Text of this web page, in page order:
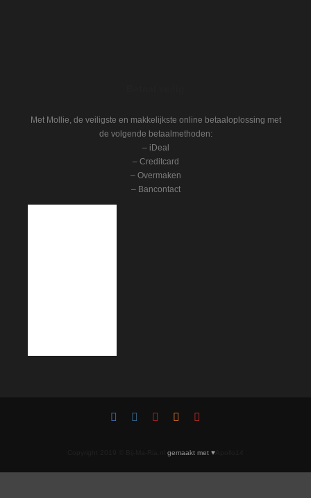
Met Mollie, de veiligste en makkelijkste online betaaloplossing met
de volgende betaalmethoden:
– iDeal
– Creditcard
– Overmaken
– Bancontact
gemaakt met ♥